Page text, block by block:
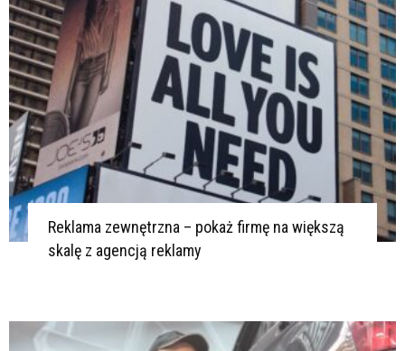
Reklama zewnętrzna – pokaż firmę na większą
skalę z agencją reklamy